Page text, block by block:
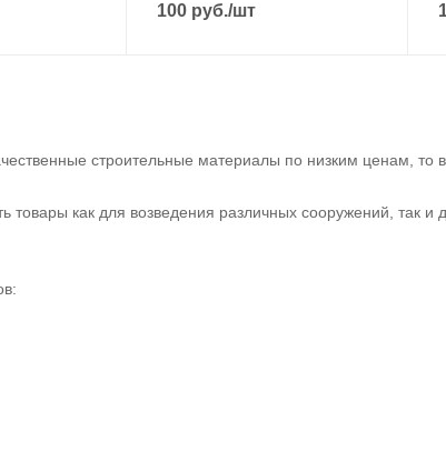
100 руб./шт
строительные материалы по низким ценам, то
товары как для возведения различных сооружений, так